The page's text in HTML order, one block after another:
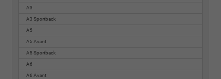
A3
A3 Sportback
A5
A5 Avant
A5 Sportback
A6
A6 Avant